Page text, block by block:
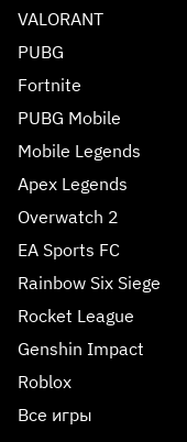
VALORANT
PUBG
Fortnite
PUBG Mobile
Mobile Legends
Apex Legends
Overwatch 2
EA Sports FC
Rainbow Six Siege
Rocket League
Genshin Impact
Roblox
Все игры